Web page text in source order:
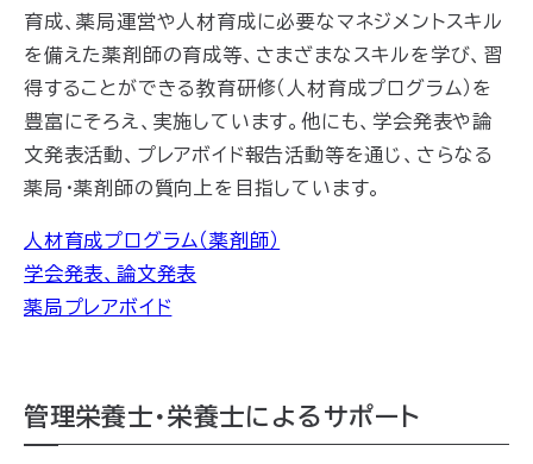
育成、薬局運営や人材育成に必要なマネジメントスキル
を備えた薬剤師の育成等、さまざまなスキルを学び、習
得することができる教育研修（人材育成プログラム）を
豊富にそろえ、実施しています。他にも、学会発表や論
文発表活動、プレアボイド報告活動等を通じ、さらなる
薬局・薬剤師の質向上を目指しています。
人材育成プログラム（薬剤師）
学会発表、論文発表
薬局プレアボイド
管理栄養士・栄養士によるサポート